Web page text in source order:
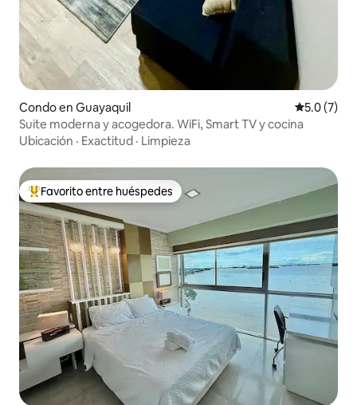
Condo en Guayaquil
5.0 (7)
Suite moderna y acogedora. WiFi, Smart TV y cocina
Ubicación · Exactitud · Limpieza
Favorito entre huéspedes preferido
Favorito entre huéspedes